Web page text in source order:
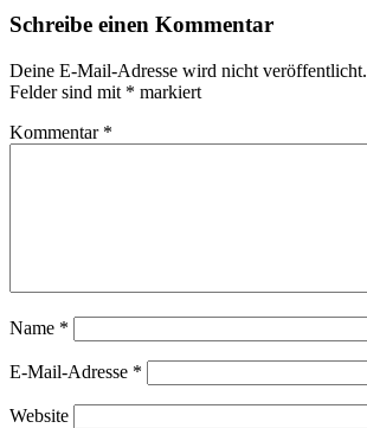
Schreibe einen Kommentar
Deine E-Mail-Adresse wird nicht veröffentlicht.
Felder sind mit * markiert
Kommentar *
Name *
E-Mail-Adresse *
Website